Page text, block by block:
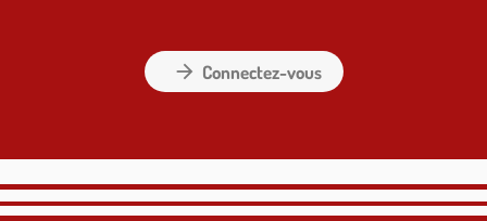
arrow_forward Connectez-vous